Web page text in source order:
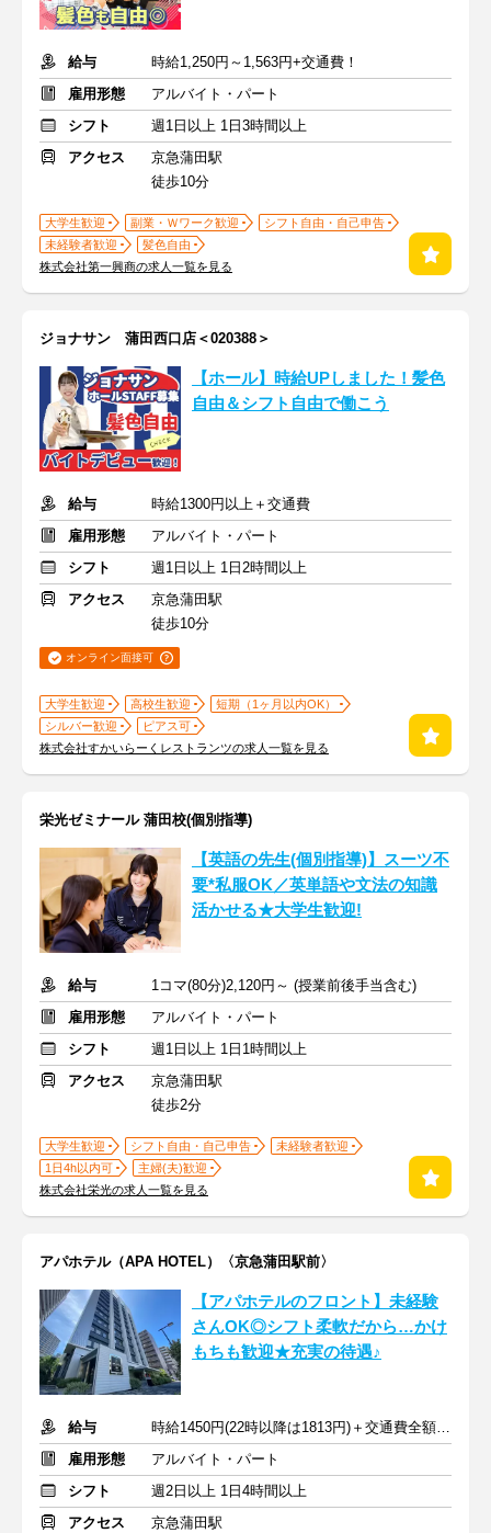
給与
時給1,250円～1,563円+交通費！
雇用形態
アルバイト・パート
シフト
週1日以上 1日3時間以上
アクセス
京急蒲田駅
徒歩10分
大学生歓迎 副業・Ｗワーク歓迎
シフト自由・自己申告
未経験者歓迎
髪色自由
株式会社第一興商の求人一覧を見る
ジョナサン 蒲田西口店＜020388＞
【ホール】時給UPしました！髪色
自由＆シフト自由で働こう
給与
時給1300円以上＋交通費
雇用形態
アルバイト・パート
シフト
週1日以上 1日2時間以上
アクセス
京急蒲田駅
徒歩10分
オンライン面接可
大学生歓迎 高校生歓迎
短期（1ヶ月以内OK）
シルバー歓迎
ピアス可
株式会社すかいらーくレストランツの求人一覧を見る
栄光ゼミナール 蒲田校(個別指導)
【英語の先生(個別指導)】スーツ不
要*私服OK／英単語や文法の知識
活かせる★大学生歓迎!
給与
1コマ(80分)2,120円～ (授業前後手当含む)
雇用形態
アルバイト・パート
シフト
週1日以上 1日1時間以上
アクセス
京急蒲田駅
徒歩2分
大学生歓迎 シフト自由・自己申告
未経験者歓迎
1日4h以内可
主婦(夫)歓迎
株式会社栄光の求人一覧を見る
アパホテル（APA HOTEL）〈京急蒲田駅前〉
【アパホテルのフロント】未経験
さんOK◎シフト柔軟だから…かけ
もちも歓迎★充実の待遇♪
給与
時給1450円(22時以降は1813円)＋交通費全額支給
雇用形態
アルバイト・パート
シフト
週2日以上 1日4時間以上
アクセス
京急蒲田駅